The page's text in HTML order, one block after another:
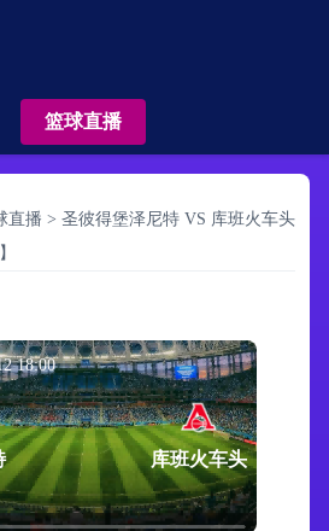
篮球直播
直播 > 圣彼得堡泽尼特 VS 库班火车头
18:00
库班火车头